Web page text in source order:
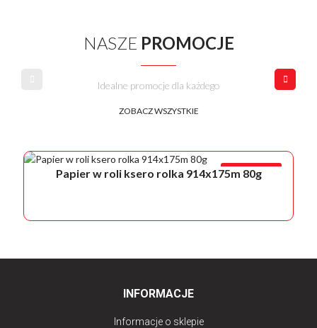
NASZE PROMOCJE
Idealne promocje dla każdego
ZOBACZ WSZYSTKIE
PROMOCJA!
Papier w roli ksero rolka 914x175m 80g
INFORMACJE
Informacje o sklepie